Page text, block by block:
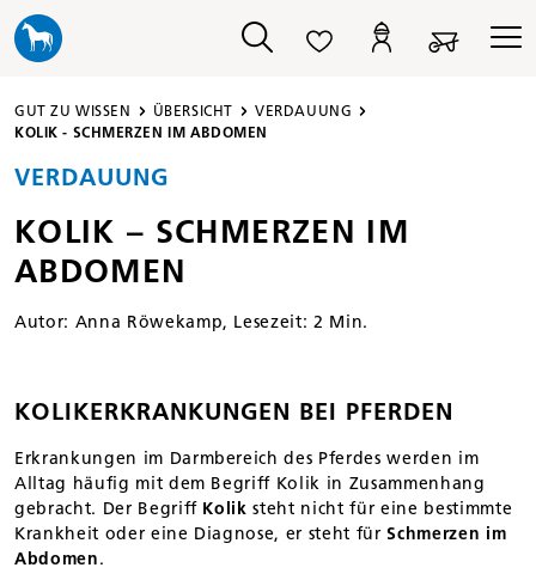
springen
GUT ZU WISSEN ÜBERSICHT
VERDAUUNG
KOLIK - SCHMERZEN IM ABDOMEN
VERDAUUNG
KOLIK – SCHMERZEN IM
ABDOMEN
Autor: Anna Röwekamp, Lesezeit: 2 Min.
KOLIKERKRANKUNGEN BEI PFERDEN
Erkrankungen im Darmbereich des Pferdes werden im
Alltag häufig mit dem Begriff Kolik in Zusammenhang
gebracht. Der Begriff Kolik steht nicht für eine bestimmte
Krankheit oder eine Diagnose, er steht fürSchmerzen im
Abdomen.